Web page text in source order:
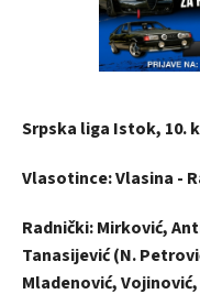
Srpska liga Istok, 10.
Vlasotince: Vlasina -
Radnički: Mirković,
Tanasijević (N.
Mladenović,